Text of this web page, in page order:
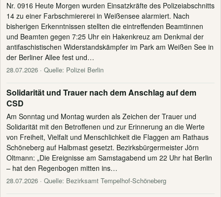
Nr. 0916 Heute Morgen wurden Einsatzkräfte des Polizeiabschnitts
14 zu einer Farbschmiererei in Weißensee alarmiert. Nach
bisherigen Erkenntnissen stellten die eintreffenden Beamtinnen
und Beamten gegen 7:25 Uhr ein Hakenkreuz am Denkmal der
antifaschistischen Widerstandskämpfer im Park am Weißen See in
der Berliner Allee fest und…
28.07.2026 · Quelle: Polizei Berlin
Solidarität und Trauer nach dem Anschlag auf dem
CSD
Am Sonntag und Montag wurden als Zeichen der Trauer und
Solidarität mit den Betroffenen und zur Erinnerung an die Werte
von Freiheit, Vielfalt und Menschlichkeit die Flaggen am Rathaus
Schöneberg auf Halbmast gesetzt. Bezirksbürgermeister Jörn
Oltmann: „Die Ereignisse am Samstagabend um 22 Uhr hat Berlin
– hat den Regenbogen mitten ins…
28.07.2026 · Quelle: Bezirksamt Tempelhof-Schöneberg